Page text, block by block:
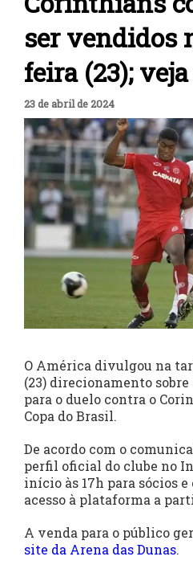
ser vendidos
feira (23);
23 de abril de 2024
O América divulgou na
(23) direcionamento
para o duelo contra o
Copa do Brasil.
De acordo com o
perfil oficial do clube no
início às 17h para sócios
acesso à plataforma a
A venda para o público
site da Arena das Dunas.